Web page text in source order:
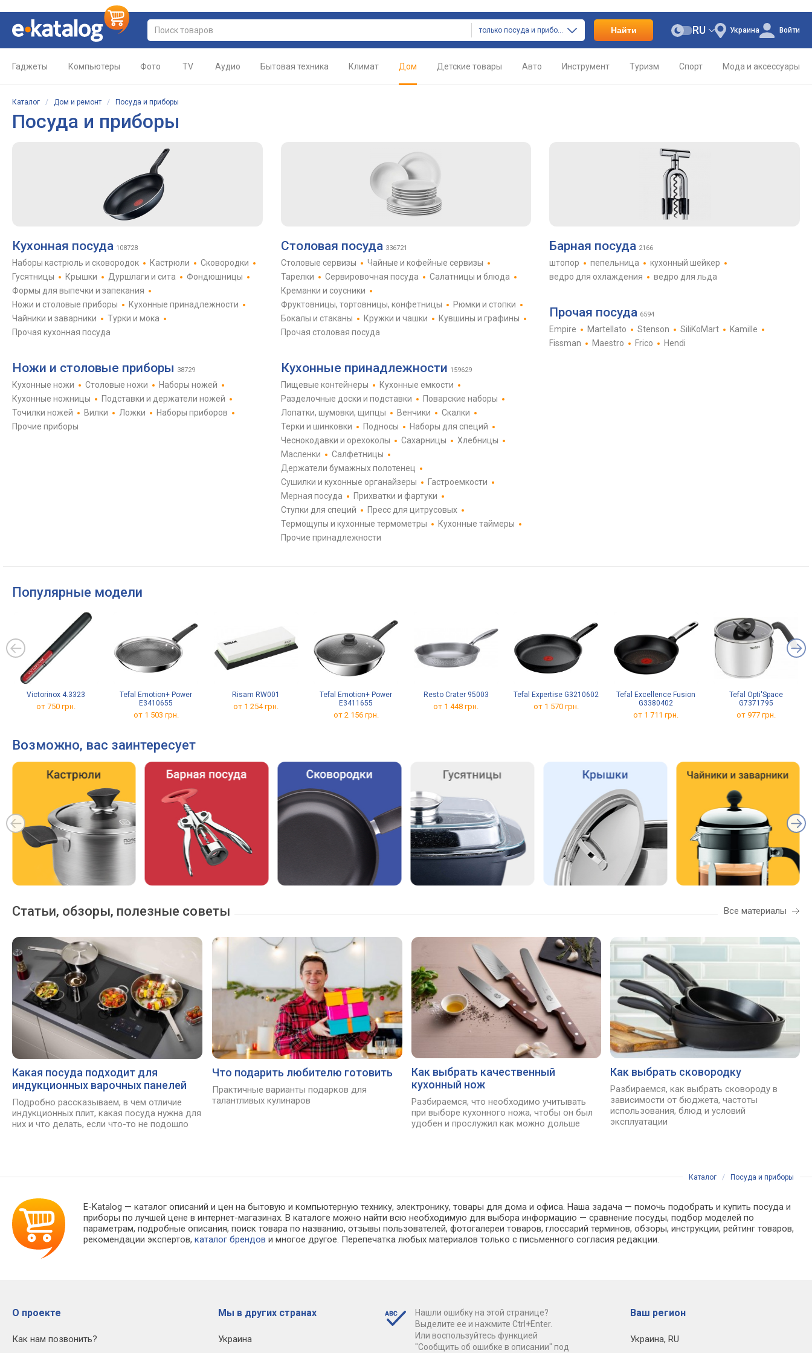
только посуда и приборы Найти Украина
RU Войти
Гаджеты Компьютеры Фото TV Аудио Бытовая техника Климат Дом Детские товары Авто Инструмент Туризм Спорт Мода и аксессуары
Каталог / Дом и ремонт / Посуда и приборы
Посуда и приборы
Кухонная посуда 108728
Наборы кастрюль и сковородок Кастрюли
Сковородки
Гусятницы
Крышки Дуршлаги и сита
Фондюшницы
Формы для выпечки и запекания
Ножи и столовые приборы
Кухонные принадлежности
Чайники и заварники
Турки и мока
Прочая кухонная посуда
Ножи и столовые приборы 38729
Кухонные ножи Столовые ножи
Наборы ножей
Кухонные ножницы
Подставки и держатели ножей
Точилки ножей
Вилки Ложки
Наборы приборов
Прочие приборы
Столовая посуда 336721
Столовые сервизы
Чайные и кофейные сервизы
Тарелки
Сервировочная посуда
Салатницы и блюда
Креманки и соусники
Фруктовницы, тортовницы, конфетницы
Рюмки и стопки
Бокалы и стаканы
Кружки и чашки
Кувшины и графины
Прочая столовая посуда
Кухонные принадлежности 159629
Пищевые контейнеры
Кухонные емкости
Разделочные доски и подставки
Поварские наборы
Лопатки, шумовки, щипцы
Венчики
Скалки
Терки и шинковки
Подносы
Наборы для специй
Чеснокодавки и орехоколы
Сахарницы
Хлебницы
Масленки
Салфетницы
Держатели бумажных полотенец
Сушилки и кухонные органайзеры
Гастроемкости
Мерная посуда
Прихватки и фартуки
Ступки для специй
Пресс для цитрусовых
Термощупы и кухонные термометры
Кухонные таймеры
Прочие принадлежности
Барная посуда 2166
штопор пепельница
кухонный шейкер
ведро для охлаждения
ведро для льда
Прочая посуда 6594
Empire Martellato Stenson SiliKoMart
Kamille
Fissman
Maestro Frico Hendi
Популярные модели
Victorinox 4.3323
от 750 грн.
Tefal Emotion+ Power
E3410655
от 1 503 грн.
Risam RW001
от 1 254 грн.
Tefal Emotion+ Power
E3411655
от 2 156 грн.
Resto Crater 95003
от 1 448 грн.
Tefal Expertise G3210602
от 1 570 грн.
Tefal Excellence Fusion
G3380402
от 1 711 грн.
Tefal Opti'Space
G7371795
от 977 грн.
Возможно, вас заинтересует
Cтатьи, обзоры, полезные советы Все материалы
Какая посуда подходит для
индукционных варочных панелей
Подробно рассказываем, в чем отличие
индукционных плит, какая посуда нужна для
них и что делать, если что-то не подошло
Что подарить любителю готовить
Практичные варианты подарков для
талантливых кулинаров
Как выбрать качественный
кухонный нож
Разбираемся, что необходимо учитывать
при выборе кухонного ножа, чтобы он был
удобен и прослужил как можно дольше
Как выбрать сковородку
Разбираемся, как выбрать сковороду в
зависимости от бюджета, частоты
использования, блюд и условий
эксплуатации
Каталог / Посуда и приборы
E-Katalog — каталог описаний и цен на бытовую и компьютерную технику, электронику, товары для дома и офиса. Наша задача — помочь подобрать и купить посуда и
приборы по лучшей цене в интернет-магазинах. В каталоге можно найти всю необходимую для выбора информацию — сравнение посуды, подбор моделей по
параметрам, подробные описания, поиск товара по названию, отзывы пользователей, фотогалереи товаров, глоссарий терминов, обзоры, инструкции, рейтинг товаров,
рекомендации экспертов,каталог брендов и многое другое. Перепечатка любых материалов только с письменного согласия редакции.
О проекте
Как нам позвонить?
Мы в других странах
Украина
Нашли ошибку на этой странице?
Выделите ее и нажмите Ctrl+Enter.
Или воспользуйтесь функцией
"Сообщить об ошибке в описании" под
Ваш регион
Украина, RU